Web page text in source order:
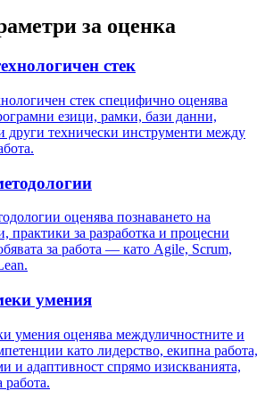
за оценка
стек
стек специфично оценява
езици, рамки, бази данни,
други технически инструменти между
оценява познаването на
практики за разработка и процесни
за работа — като Agile, Scrum,
умения
умения оценява междуличностните и
като лидерство, екипна работа,
и адаптивност спрямо изискванията,
работа.